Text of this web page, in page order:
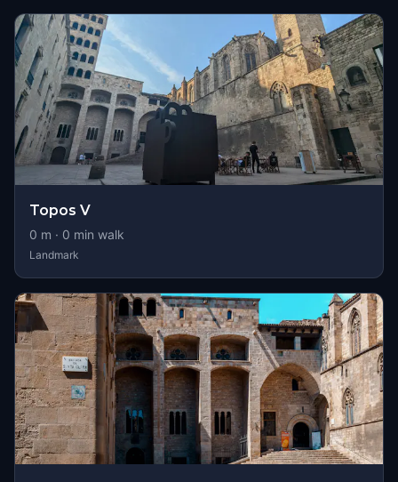
Topos V
0 m · 0 min walk
Landmark